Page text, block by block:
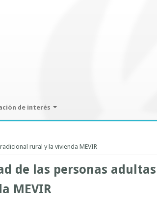
de interés
rural y la vivienda MEVIR
de las personas adultas
MEVIR